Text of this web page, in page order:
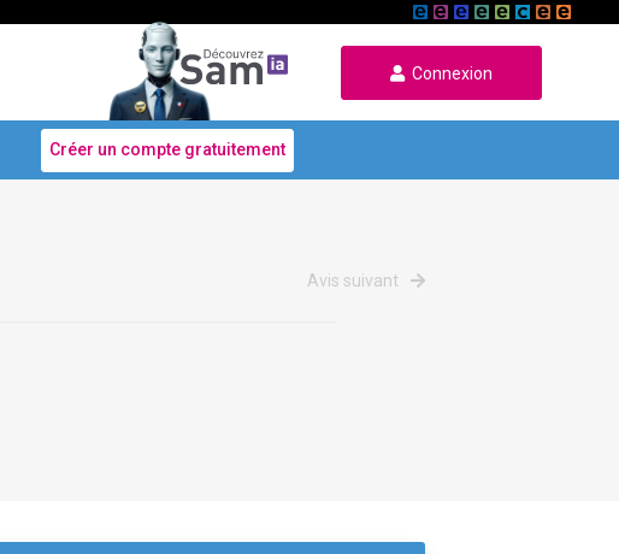
Connexion
Créer un compte gratuitement
Avis suivant